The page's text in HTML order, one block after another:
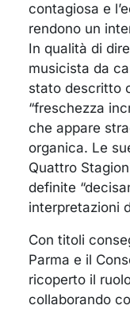
contagiosa e
rendono un
In qualità di
musicista da
stato descritto
“freschezza
che appare
organica. Le
Quattro
definite
interpretazioni
Con titoli
Parma e il
ricoperto il
collaborando